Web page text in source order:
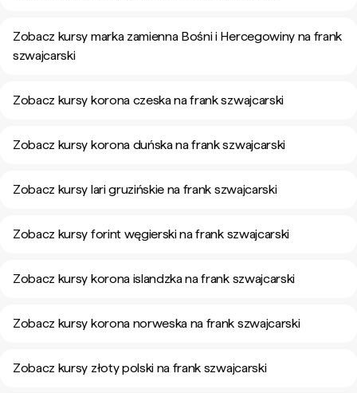
Zobacz kursy marka zamienna Bośni i Hercegowiny na frank
szwajcarski
Zobacz kursy korona czeska na frank szwajcarski
Zobacz kursy korona duńska na frank szwajcarski
Zobacz kursy lari gruzińskie na frank szwajcarski
Zobacz kursy forint węgierski na frank szwajcarski
Zobacz kursy korona islandzka na frank szwajcarski
Zobacz kursy korona norweska na frank szwajcarski
Zobacz kursy złoty polski na frank szwajcarski